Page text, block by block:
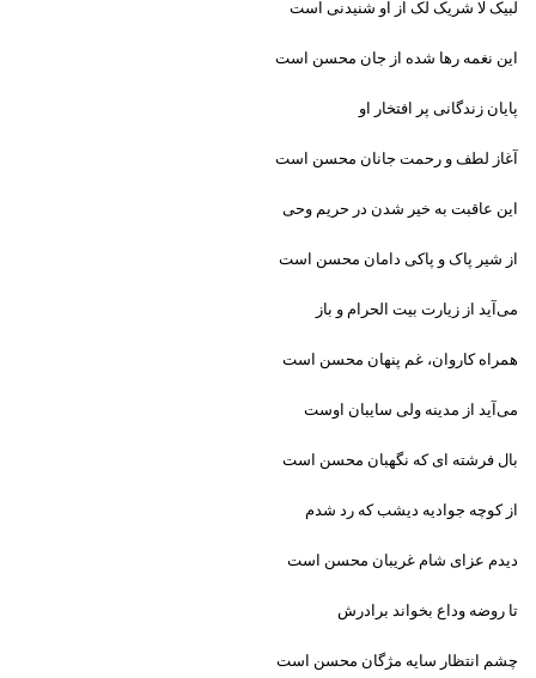
لبیک لا شریک لک از او شنیدنی است
این نغمه رها شده از جان محسن است
پایان زندگانی پر افتخار او
آغاز لطف و رحمت جانان محسن است
این عاقبت به خیر شدن در حریم وحی
از شیر پاک و پاکی دامان محسن است
می‌آید از زیارت بیت الحرام و باز
همراه کاروان، غم پنهان محسن است
می‌آید از مدینه ولی سایبان اوست
بال فرشته ای که نگهبان محسن است
از کوچه جوادیه دیشب که رد شدم
دیدم عزای شام غریبان محسن است
تا روضه وداع بخواند برادرش
چشم انتظار سایه مژگان محسن است